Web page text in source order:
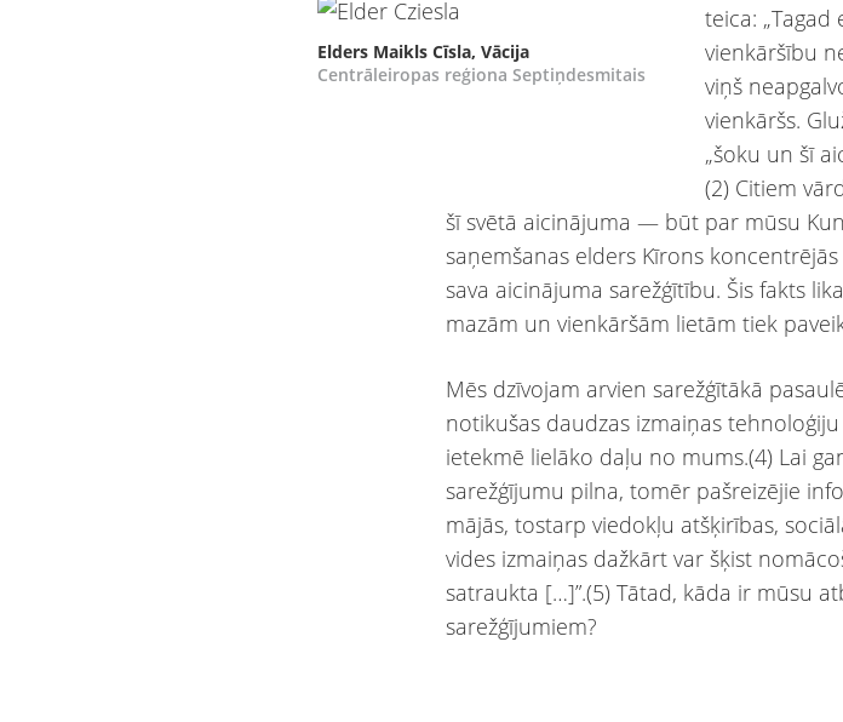
Elders Maikls Cīsla, Vācija
Centrāleiropas reģiona Septiņdesmitais
teica: „Tagad
vienkāršību
viņš
vienkāršs.
„šoku un šī
(2) Citiem
šī svētā aicinājuma — būt par mūsu
saņemšanas elders Kīrons
sava aicinājuma sarežģītību. Šis fakts
mazām un vienkāršām lietām tiek
Mēs dzīvojam arvien sarežģītākā
notikušas daudzas izmaiņas
ietekmē lielāko daļu no mums.(4) Lai
sarežģījumu pilna, tomēr pašreizējie
mājās, tostarp viedokļu atšķirības,
vides izmaiņas dažkārt var šķist
satraukta […]”.(5) Tātad, kāda ir mūsu
sarežģījumiem?